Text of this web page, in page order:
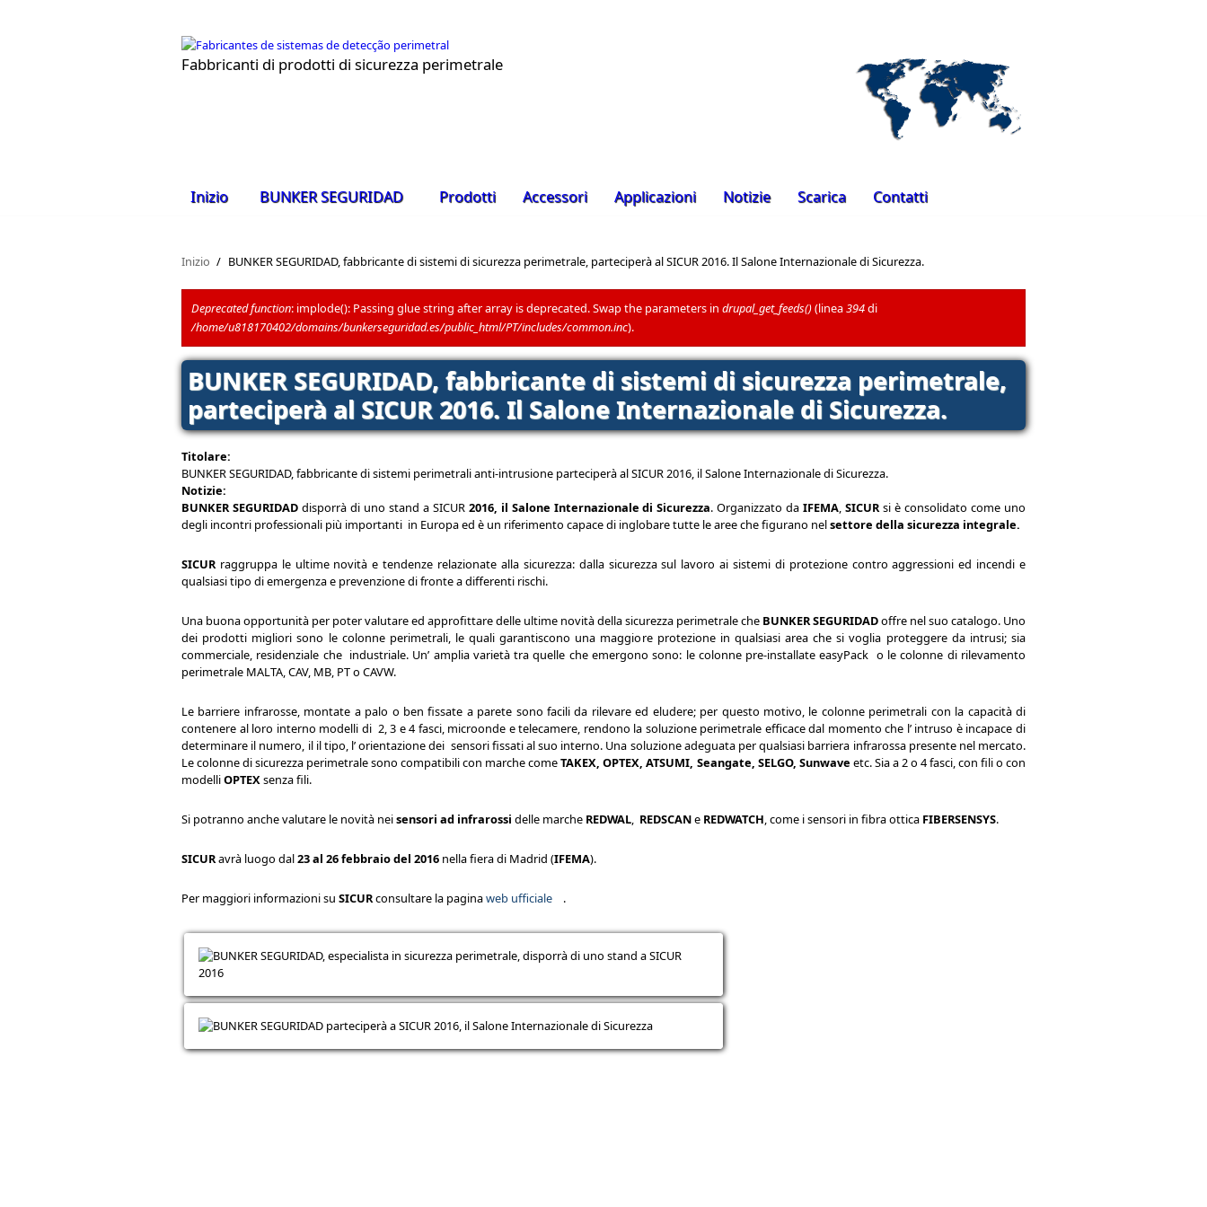
Fabbricanti di prodotti di sicurezza perimetrale
Inizio BUNKER SEGURIDAD Prodotti Accessori Applicazioni Notizie Scarica Contatti
Inizio / BUNKER SEGURIDAD, fabbricante di sistemi di sicurezza perimetrale, parteciperà al SICUR 2016. Il Salone Internazionale di Sicurezza.
Messaggio di errore
Deprecated function: implode(): Passing glue string after array is deprecated. Swap the parameters in drupal_get_feeds()(linea394di
/home/u818170402/domains/bunkerseguridad.es/public_html/PT/includes/common.inc).
BUNKER SEGURIDAD, fabbricante di sistemi di sicurezza perimetrale,
parteciperà al SICUR 2016. Il Salone Internazionale di Sicurezza.
Titolare:
BUNKER SEGURIDAD, fabbricante di sistemi perimetrali anti-intrusione parteciperà al SICUR 2016, il Salone Internazionale di Sicurezza.
Notizie:
BUNKER SEGURIDADdisporrà di uno stand a SICUR 2016, il Salone Internazionale di Sicurezza. Organizzato da IFEMA,SICURsi è consolidato come uno
degli incontri professionali più importanti in Europa ed è un riferimento capace di inglobare tutte le aree che figurano nelsettore della sicurezza integrale.
SICUR raggruppa le ultime novità e tendenze relazionate alla sicurezza: dalla sicurezza sul lavoro ai sistemi di protezione contro aggressioni ed incendi e
qualsiasi tipo di emergenza e prevenzione di fronte a differenti rischi.
Una buona opportunità per poter valutare ed approfittare delle ultime novità della sicurezza perimetrale che BUNKER SEGURIDADoffre nel suo catalogo. Uno
dei prodotti migliori sono le colonne perimetrali, le quali garantiscono una maggiore protezione in qualsiasi area che si voglia proteggere da intrusi; sia
commerciale, residenziale che industriale. Un’ amplia varietà tra quelle che emergono sono: le colonne pre-installate easyPack o le colonne di rilevamento
perimetrale MALTA, CAV, MB, PT o CAVW.
Le barriere infrarosse, montate a palo o ben fissate a parete sono facili da rilevare ed eludere; per questo motivo, le colonne perimetrali con la capacità di
contenere al loro interno modelli di 2, 3 e 4 fasci, microonde e telecamere, rendono la soluzione perimetrale efficace dal momento che l’ intruso è incapace di
determinare il numero, il il tipo, l’ orientazione dei sensori fissati al suo interno. Una soluzione adeguata per qualsiasi barriera infrarossa presente nel mercato.
Le colonne di sicurezza perimetrale sono compatibili con marche comeTAKEX, OPTEX, ATSUMI, Seangate, SELGO, Sunwave etc. Sia a 2 o 4 fasci, con fili o con
modelliOPTEXsenza fili.
Si potranno anche valutare le novità neisensori ad infrarossi delle marche REDWAL, REDSCANe REDWATCH, come i sensori in fibra ottica FIBERSENSYS.
SICURavrà luogo dal23 al 26 febbraio del 2016 nella fiera di Madrid (IFEMA).
Per maggiori informazioni su SICURconsultare la paginaweb ufficiale .